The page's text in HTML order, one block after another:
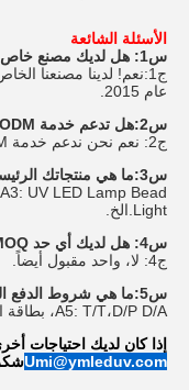
الأسئلة الشائعة
س1: هل لديك مصنع خاص بك؟
عام 2015.
س2:هل تدعم خدمة OEM،ODM؟
ج2: نعم نحن ندعم خدمة OEM / ODM إلى مخصصة.
س3:ما هي منتجاتك الرئيسية؟
Light.الخ.
س4: هل لديك أي حد MOQ لطلب الضوء؟
ج4: لا، واحد مقبول أيضاً.
س5:ما هي شروط الدفع المعتادة للطلبات؟
A5: T/T،D/P D/A، بطاقة الائتمان،PayPal. نحن نقبل طرق دفع متعددة.
إذا كان لديك احتياجات
Umi@ymleduv.com